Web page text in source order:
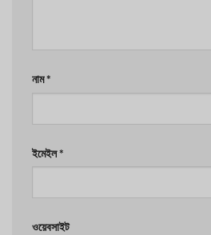
নাম*
ইমেইল*
ওয়েবসাইট